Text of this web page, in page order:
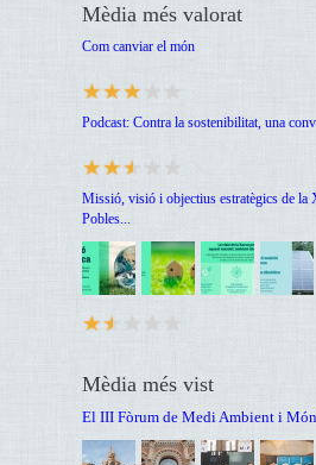
Mèdia més valorat
Com canviar el món
Podcast: Contra la sostenibilitat, una
Missió, visió i objectius estratègics de la
Pobles...
Mèdia més vist
El III Fòrum de Medi Ambient i